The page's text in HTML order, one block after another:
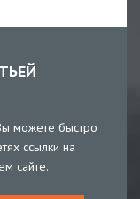
можете быстро
ссылки на
сайте.